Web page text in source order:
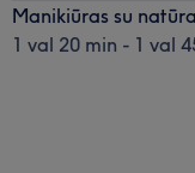
Manikiūras su
1 val 20 min - 1 val